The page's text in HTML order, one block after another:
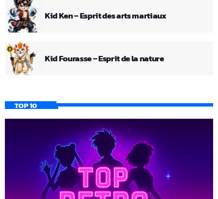
Kid Ken – Esprit des arts martiaux
Kid Fourasse – Esprit de la nature
TOP 10